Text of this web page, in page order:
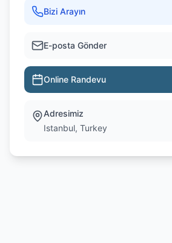
Bizi Arayın
E-posta Gönder
Online Randevu
Adresimiz
Istanbul, Turkey